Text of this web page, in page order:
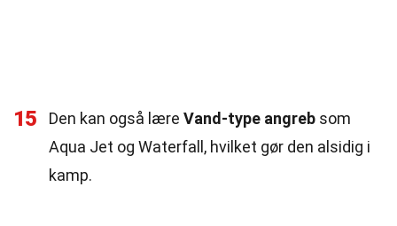
15 Den kan også lære Vand-type angreb som
Aqua Jet og Waterfall, hvilket gør den alsidig i
kamp.